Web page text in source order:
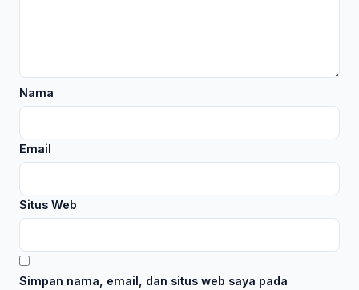
Nama
Email
Situs Web
Simpan nama, email, dan situs web saya pada